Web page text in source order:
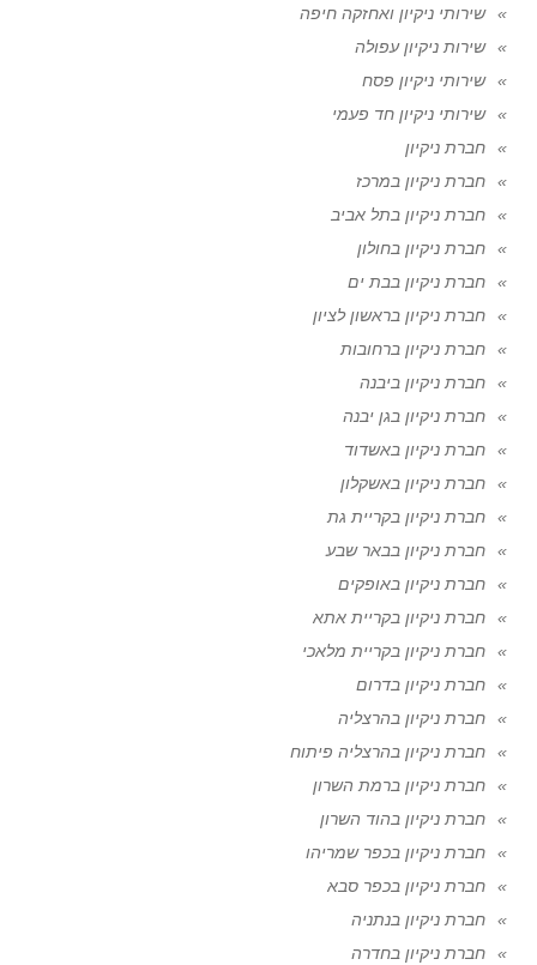
שירותי ניקיון ואחזקה חיפה
שירות ניקיון עפולה
שירותי ניקיון פסח
שירותי ניקיון חד פעמי
חברת ניקיון
חברת ניקיון במרכז
חברת ניקיון בתל אביב
חברת ניקיון בחולון
חברת ניקיון בבת ים
חברת ניקיון בראשון לציון
חברת ניקיון ברחובות
חברת ניקיון ביבנה
חברת ניקיון בגן יבנה
חברת ניקיון באשדוד
חברת ניקיון באשקלון
חברת ניקיון בקריית גת
חברת ניקיון בבאר שבע
חברת ניקיון באופקים
חברת ניקיון בקריית אתא
חברת ניקיון בקריית מלאכי
חברת ניקיון בדרום
חברת ניקיון בהרצליה
חברת ניקיון בהרצליה פיתוח
חברת ניקיון ברמת השרון
חברת ניקיון בהוד השרון
חברת ניקיון בכפר שמריהו
חברת ניקיון בכפר סבא
חברת ניקיון בנתניה
חברת ניקיון בחדרה